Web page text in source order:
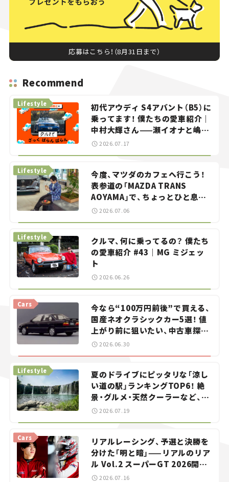
応募はこちら！（8月31日まで）
Recommend
初代アウディ S4アバント（B5）に
乗ってます！ 僕たちの愛車紹介｜
中村大輝さん——瀬イオナと嶋田
智之の「クルマでざっくばらんば
らん！」＃20
Lifestyle
2026.07.17
今度、マツダのカフェへ行こう！
表参道の「MAZDA TRANS
AOYAMA」で、ちょっとひと息。
——連載｜CCGとクルマでどうす
Lifestyle
2026.07.06
クルマ、何に乗ってるの？ 僕たち
の愛車紹介 #43｜MG ミジェッ
ト
Lifestyle
2026.06.26
今なら“100万円前後”で買える、
国産ネオクラシックカー5選！ 値
上がり前に狙いたい、中古車探し
をお手伝い――ちょっとイケてるマ
Cars
2026.06.30
夏のドライブにピッタリな「涼し
い道の駅」ランキングTOP6！ 絶
景・グルメ・天然クーラーなど、避
暑におすすめのスポットを紹介
【道の駅マニアの推し駅ガイド】
Lifestyle
2026.07.19
リアルレーシング、予選と決勝を
分けた「明と暗」——リアルのリア
ル Vol.2 スーパーGT 2026開幕
戦 岡山国際サーキット
Cars
2026.07.16